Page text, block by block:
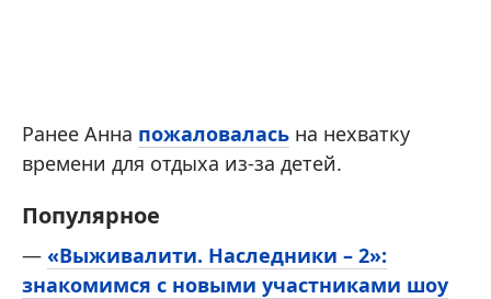
Ранее Анна пожаловалась на нехватку
времени для отдыха из-за детей.
Популярное
— «Выживалити. Наследники – 2»:
знакомимся с новыми участниками шоу